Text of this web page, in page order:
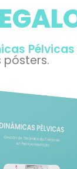
Pélvicas
pósters.